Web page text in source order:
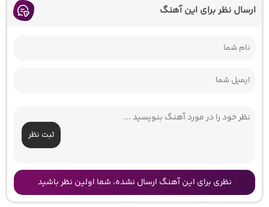
ارسال نظر برای این آهنگ
ثبت نظر
نظری برای این آهنگ ارسال نشده، شما اولین نظر باشید